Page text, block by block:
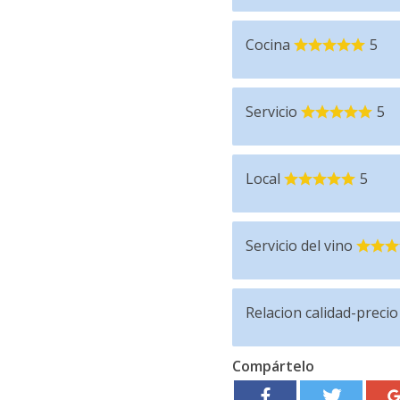
Cocina 5
Servicio 5
Local 5
Servicio del vino
Relacion calidad-precio
Compártelo